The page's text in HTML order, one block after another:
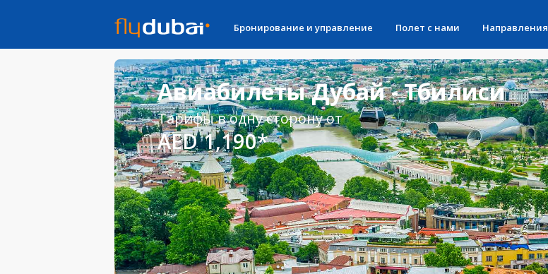
Бронирование и управление Полет с нами Направления
Авиабилеты Дубай - Тбилиси
Тарифы в одну сторону от
AED 1,190*